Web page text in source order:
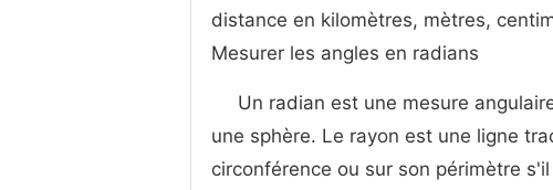
distance en kilomètres, mètres,
Mesurer les angles en radians
Un radian est une mesure
une sphère. Le rayon est une ligne
circonférence ou sur son périmètre